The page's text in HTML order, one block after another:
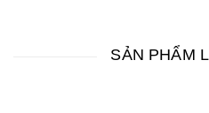
SẢN PHẨM